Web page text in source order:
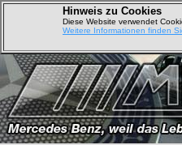
Hinweis zu Cookies
Diese Website verwendet
Weitere Informationen finden